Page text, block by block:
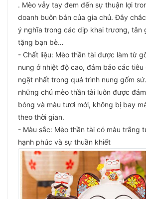
. Mèo vẫy tay đem đến sự thuận lợi
doanh buôn bán của gia chủ. Đây
ý nghĩa trong các dịp khai trương, tân
tặng bạn bè…
- Chất liệu: Mèo thần tài được làm từ
nung ở nhiệt độ cao, đảm bảo các tiêu
ngặt nhất trong quá trình nung gốm
những chú mèo thần tài luôn được
bóng và màu tươi mới, không bị bay
theo thời gian.
- Màu sắc: Mèo thần tài có màu trắng
hạnh phúc và sự thuần khiết